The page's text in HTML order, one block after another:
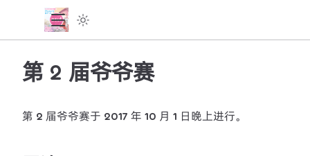
第 2 届爷爷赛
第 2 届爷爷赛于 2017 年 10 月 1 日晚上进行。